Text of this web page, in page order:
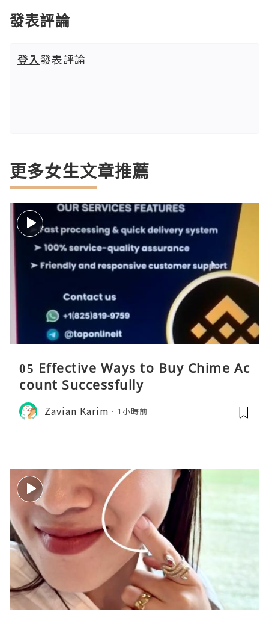
發表評論
登入發表評論
更多女生文章推薦
05 Effective Ways to Buy Chime Ac
count Successfully
Zavian Karim 1小時前